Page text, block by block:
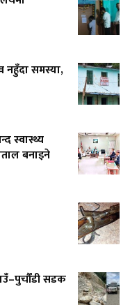
नहुँदा समस्या,
स्वास्थ्य
बनाइने
सडक